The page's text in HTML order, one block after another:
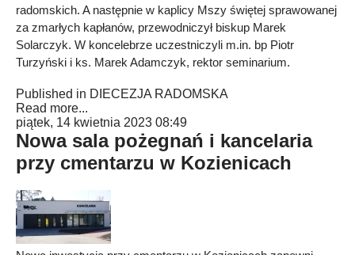
radomskich. A następnie w kaplicy Mszy świętej sprawowanej
za zmarłych kapłanów, przewodniczył biskup Marek
Solarczyk. W koncelebrze uczestniczyli m.in. bp Piotr
Turzyński i ks. Marek Adamczyk, rektor seminarium.
Published in DIECEZJA RADOMSKA
Read more...
piątek, 14 kwietnia 2023 08:49
Nowa sala pożegnań i kancelaria
przy cmentarzu w Kozienicach